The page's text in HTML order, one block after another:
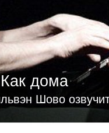
Как дома
Шово